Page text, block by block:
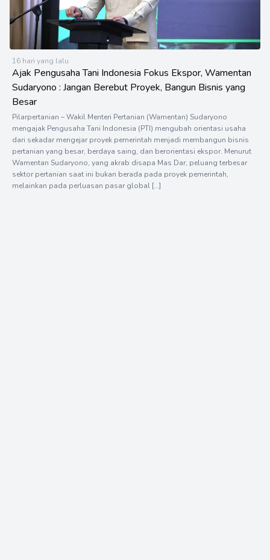
16 hari yang lalu
Ajak Pengusaha Tani Indonesia Fokus Ekspor, Wamentan
Sudaryono : Jangan Berebut Proyek, Bangun Bisnis yang
Besar
Pilarpertanian – Wakil Menteri Pertanian (Wamentan) Sudaryono
mengajak Pengusaha Tani Indonesia (PTI) mengubah orientasi usaha
dari sekadar mengejar proyek pemerintah menjadi membangun bisnis
pertanian yang besar, berdaya saing, dan berorientasi ekspor. Menurut
Wamentan Sudaryono, yang akrab disapa Mas Dar, peluang terbesar
sektor pertanian saat ini bukan berada pada proyek pemerintah,
melainkan pada perluasan pasar global […]